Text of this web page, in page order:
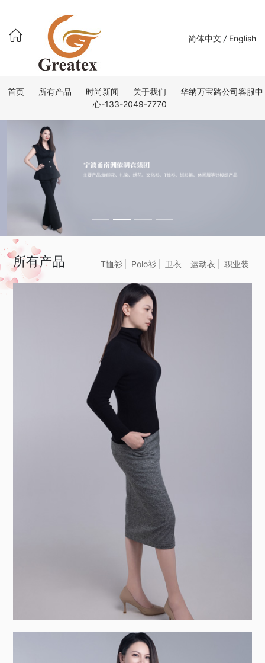
简体中文 / English
首页 所有产品 时尚新闻 关于我们
华纳万宝路公司客服中
心-133-2049-7770
所有产品 T恤衫 Polo衫 卫衣 运动衣 职业装